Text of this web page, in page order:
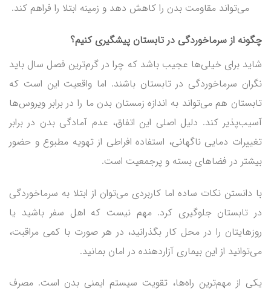
می‌تواند مقاومت بدن را کاهش دهد و زمینه ابتلا را فراهم کند.
چگونه از سرماخوردگی در تابستان پیشگیری کنیم؟
شاید برای خیلی‌ها عجیب باشد که چرا در گرم‌ترین فصل سال باید
نگران سرماخوردگی در تابستان باشند. اما واقعیت این است که
تابستان هم می‌تواند به اندازه زمستان بدن ما را در برابر ویروس‌ها
آسیب‌پذیر کند. دلیل اصلی این اتفاق، عدم آمادگی بدن در برابر
تغییرات دمایی ناگهانی، استفاده افراطی از تهویه مطبوع و حضور
بیشتر در فضاهای بسته و پرجمعیت است.
با دانستن نکات ساده اما کاربردی می‌توان از ابتلا به سرماخوردگی
در تابستان جلوگیری کرد. مهم نیست که اهل سفر باشید یا
روزهایتان را در محل کار بگذرانید، در هر صورت با کمی مراقبت،
می‌توانید از این بیماری آزاردهنده در امان بمانید.
یکی از مهم‌ترین راه‌ها، تقویت سیستم ایمنی بدن است. مصرف